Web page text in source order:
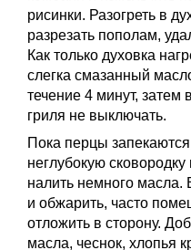
рисинки. Разогреть в
разрезать пополам,
Как только духовка
слегка смазанный
течение 4 минут, затем
гриля не выключать.
Пока перцы
неглубокую
налить немного масла.
и обжарить, часто
отложить в сторону.
масла, чеснок, хлопья